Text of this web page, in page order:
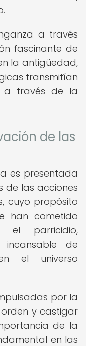
a través
fascinante de
la antigüedad,
transmitían
a través de la
de las
es presentada
de las acciones
cuyo propósito
han cometido
el parricidio,
incansable de
el universo
por la
y castigar
de la
en las